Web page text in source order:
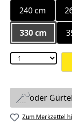
240 cm
330 cm
oder
Zum Merkzettel